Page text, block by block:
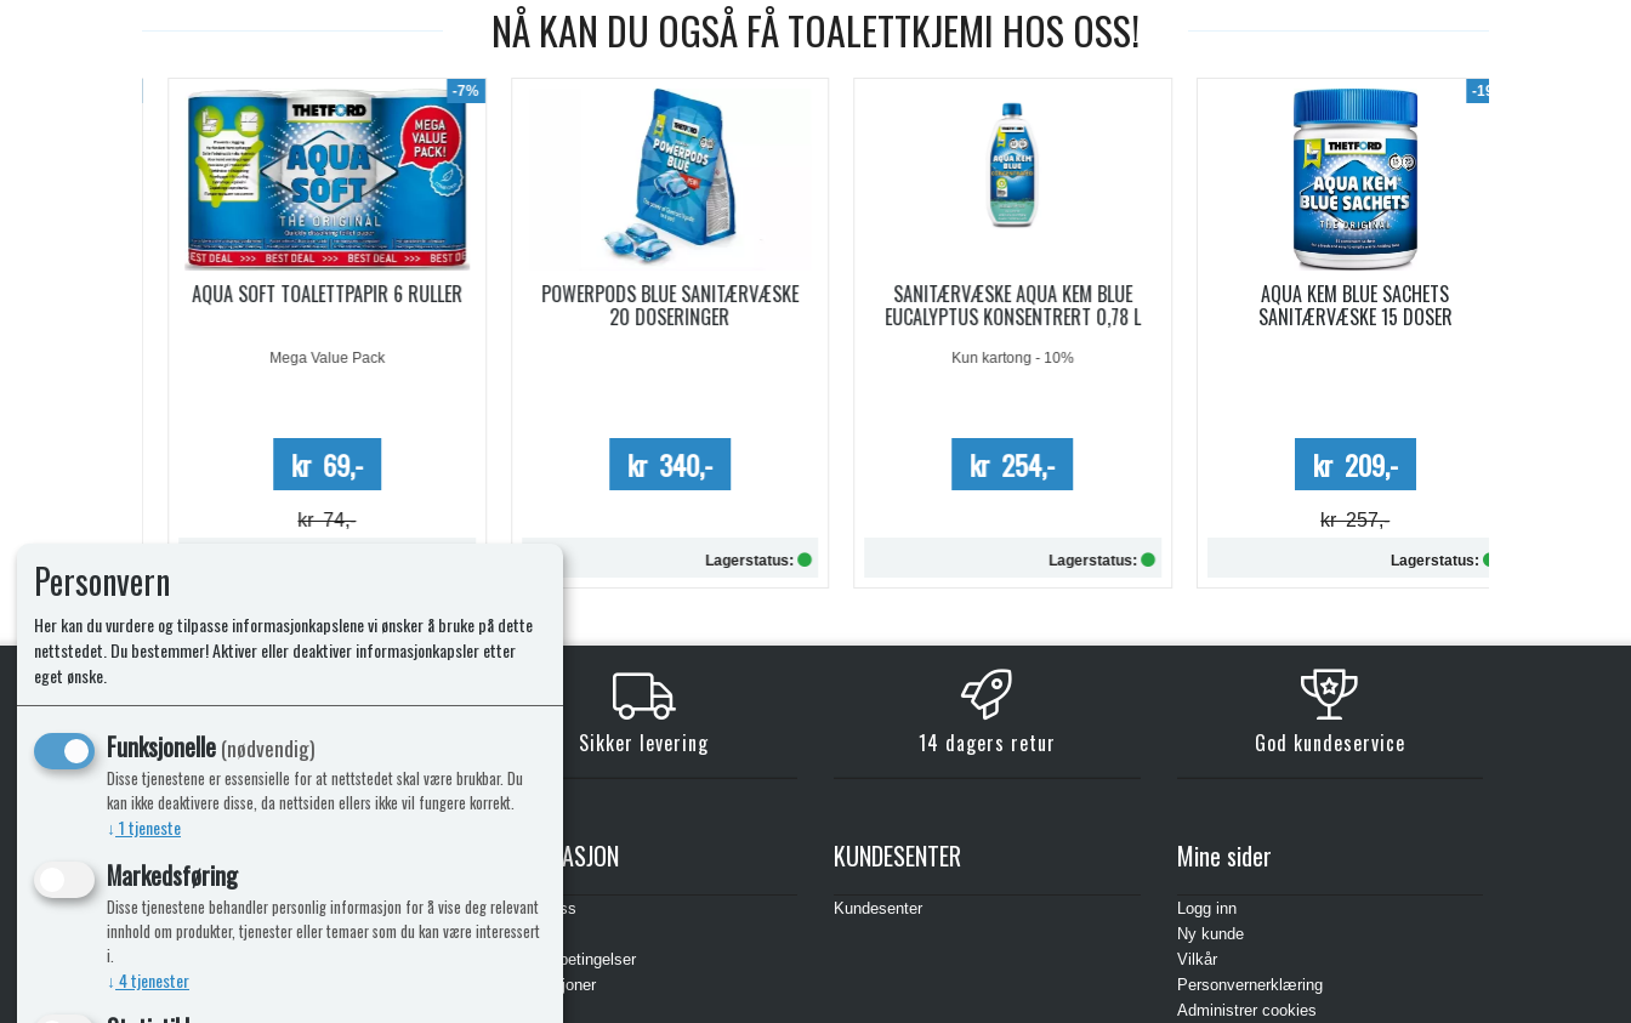
NÅ KAN DU OGSÅ FÅ TOALETTKJEMI HOS OSS!
-7%
AQUA SOFT TOALETTPAPIR 6 RULLER
Mega Value Pack
kr 69,-
kr 74,-
Kjøp
POWERPODS BLUE SANITÆRVÆSKE
20 DOSERINGER
kr 340,-
Lagerstatus:
SANITÆRVÆSKE AQUA KEM BLUE
EUCALYPTUS KONSENTRERT 0,78 L
Kun kartong - 10%
kr 254,-
Lagerstatus:
-19%
AQUA KEM BLUE SACHETS
SANITÆRVÆSKE 15 DOSER
kr 209,-
kr 257,-
Lagerstatus:
KLikk & hent Sikker levering 14 dagers retur God kundeservice
ICARAVANGRUPPEN
Bobilkjeden - iCaravan Tromsø
Caravan.no - når camping er livet
Fritidsvarehuset.no - barn og velvære
INFORMASJON
Kontakt oss
Cookies
Leveringsbetingelser
Reklamasjoner
KUNDESENTER
Kundesenter
Mine sider
Logg inn
Ny kunde
Vilkår
Personvernerklæring
Administrer cookies
Personvern
Her kan du vurdere og tilpasse informasjonkapslene vi ønsker å bruke på dette
nettstedet. Du bestemmer! Aktiver eller deaktiver informasjonkapsler etter
eget ønske.
Funksjonelle(nødvendig)
Disse tjenestene er essensielle for at nettstedet skal være brukbar. Du
kan ikke deaktivere disse, da nettsiden ellers ikke vil fungere korrekt.
↓ 1tjeneste
Markedsføring
Disse tjenestene behandler personlig informasjon for å vise deg relevant
innhold om produkter, tjenester eller temaer som du kan være interessert
i.
↓ 4tjenester